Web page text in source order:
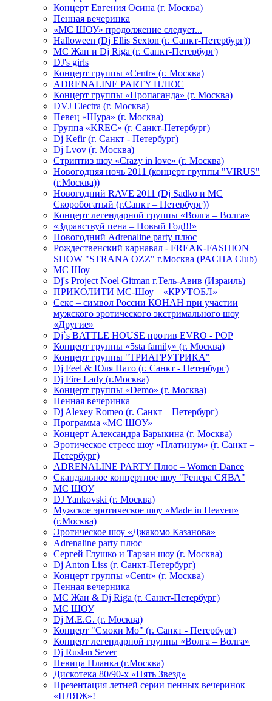
Концерт Евгения Осина (г. Москва)
Пенная вечеринка
«МС ШОУ» продолжение следует...
Halloween (Dj Ellis Sexton (г. Санкт-Петербург))
МС Жан и Dj Riga (г. Санкт-Петербург)
DJ's girls
Концерт группы «Centr» (г. Москва)
ADRENALINE PARTY ПЛЮС
Концерт группы «Пропаганда» (г. Москва)
DVJ Electra (г. Москва)
Певец «Шура» (г. Москва)
Группа «KREC» (г. Санкт-Петербург)
Dj Kefir (г. Санкт - Петербург)
Dj Lvov (г. Москва)
Стриптиз шоу «Crazy in love» (г. Москва)
Новогодняя ночь 2011 (концерт группы "VIRUS"
(г.Москва))
Новогодний RAVE 2011 (Dj Sadko и MC
Скоробогатый (г.Санкт – Петербург))
Концерт легендарной группы «Волга – Волга»
«Здравствуй пена – Новый Год!!!»
Новогодний Adrenaline party плюс
Рождественский карнавал - FREAK-FASHION
SHOW "STRANA OZZ" г.Москва (PACHA Club)
MC Шоу
Dj's Project Noel Gitman г.Тель-Авив (Израиль)
ПРИКОЛИТИ МС-Шоу – «КРУТОБЛ»
Секс – символ России КОНАН при участии
мужского эротического экстримального шоу
«Другие»
Dj`s BATTLE HOUSE против EVRO - POP
Концерт группы «5sta family» (г. Москва)
Концерт группы "ТРИАГРУТРИКА"
Dj Feel & Юля Паго (г. Санкт - Петербург)
Dj Fire Lady (г.Москва)
Концерт группы «Demo» (г. Москва)
Пенная вечеринка
Dj Alexey Romeo (г. Санкт – Петербург)
Программа «МС ШОУ»
Концерт Александра Барыкина (г. Москва)
Эротическое стресс шоу «Платинум» (г. Санкт –
Петербург)
ADRENALINE PARTY Плюс – Women Dance
Скандальное концертное шоу "Репера СЯВА"
МС ШОУ
DJ Yankovski (г. Москва)
Мужское эротическое шоу «Made in Heaven»
(г.Москва)
Эротическое шоу «Джакомо Казанова»
Adrenaline party плюс
Сергей Глушко и Тарзан шоу (г. Москва)
Dj Anton Liss (г. Санкт-Петербург)
Концерт группы «Centr» (г. Москва)
Пенная вечерника
МС Жан & Dj Riga (г. Санкт-Петербург)
МС ШОУ
Dj M.E.G. (г. Москва)
Концерт "Смоки Мо" (г. Санкт - Петербург)
Концерт легендарной группы «Волга – Волга»
Dj Ruslan Sever
Певица Планка (г.Москва)
Дискотека 80/90-х «Пять Звезд»
Презентация летней серии пенных вечеринок
«ПЛЯЖ»!